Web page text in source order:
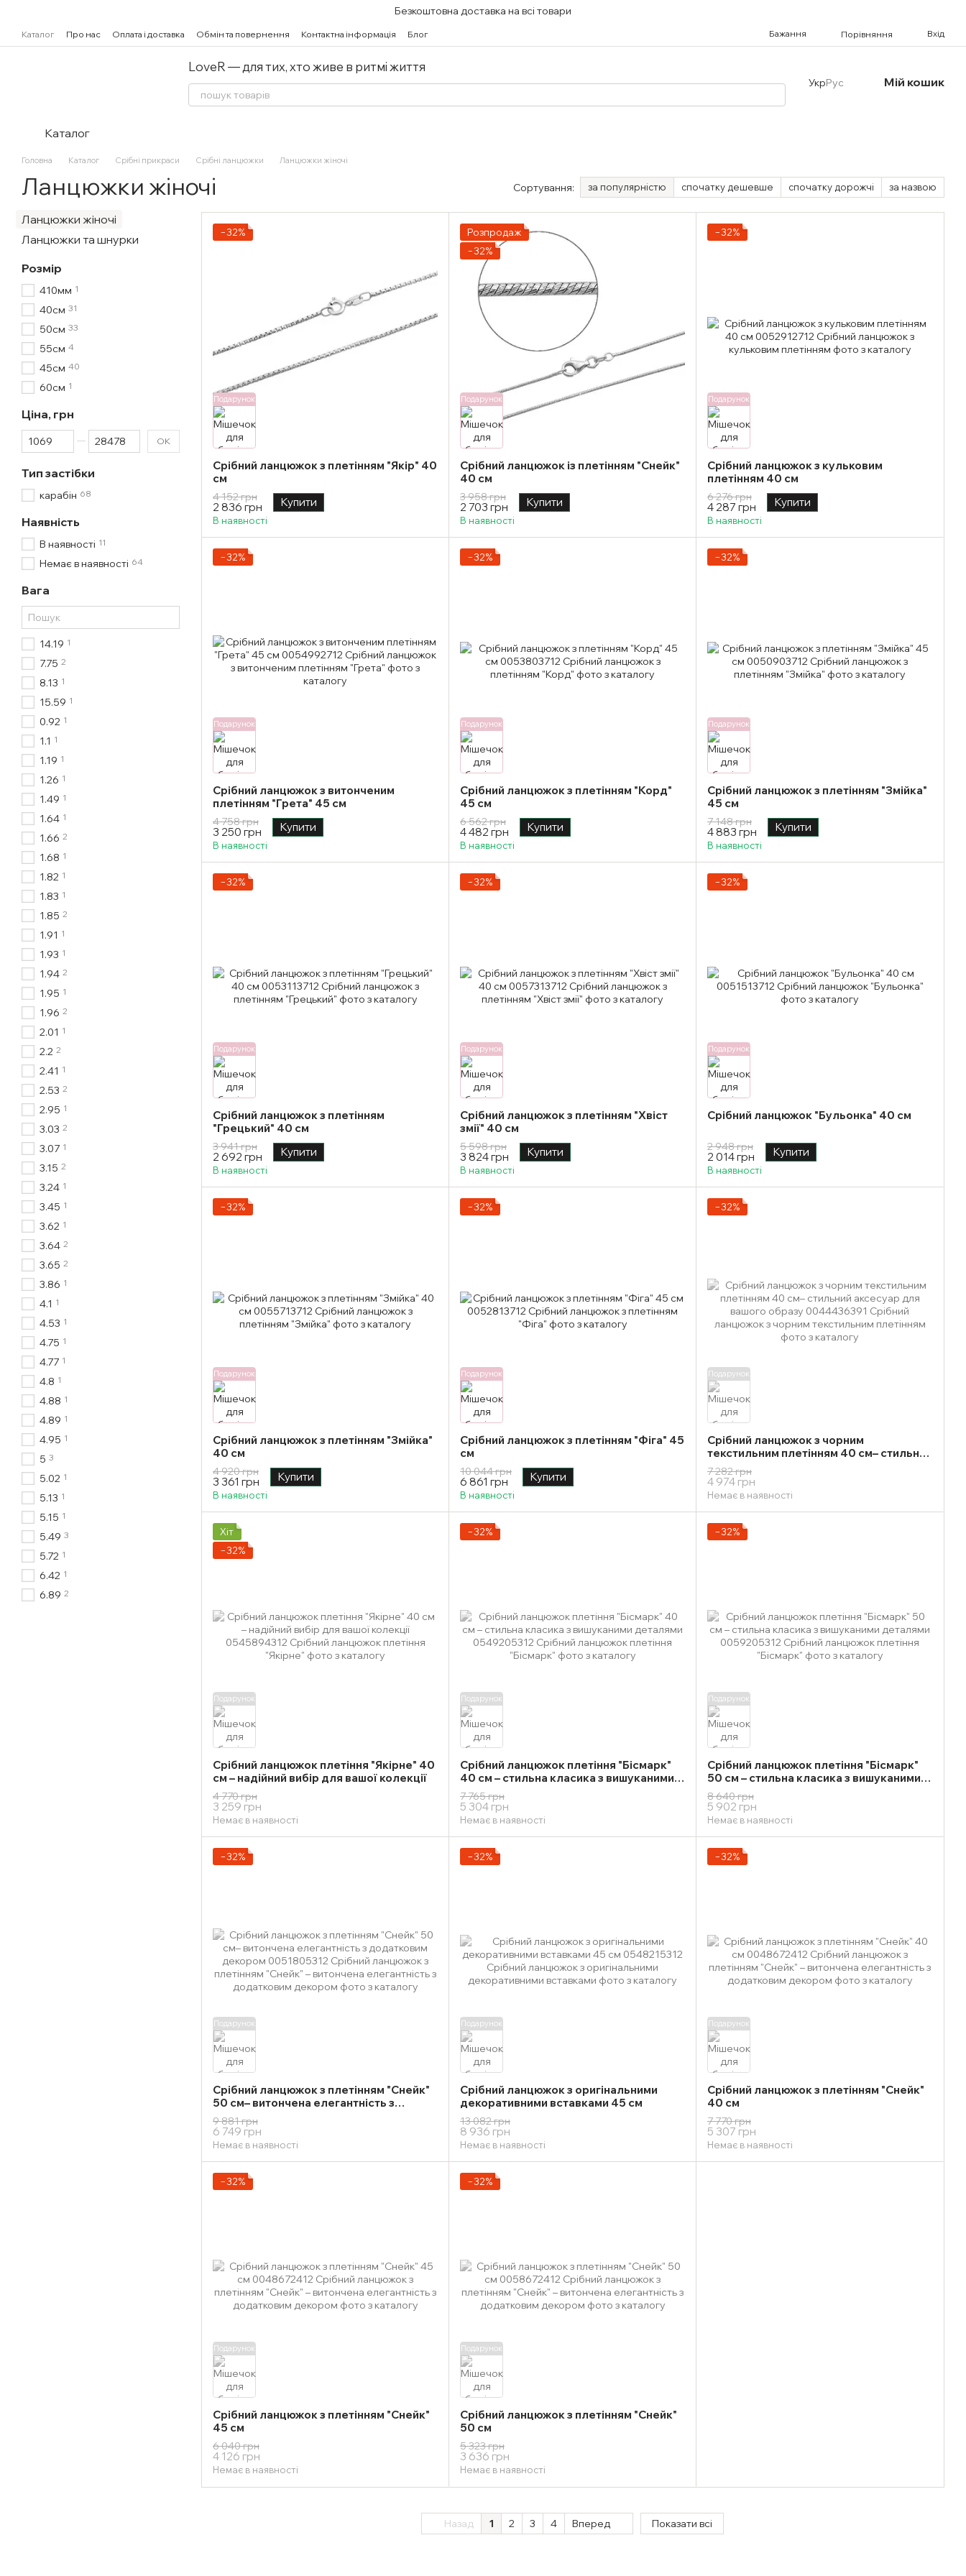
Безкоштовна доставка на всі товари
Каталог Про нас Оплата і доставка Обмін та повернення Контактна інформація Блог Бажання Порівняння Вхід
LoveR — для тих, хто живе в ритмі життя
УкрРус Мій кошик
Каталог
Головна Каталог Срібні прикраси Срібні ланцюжки Ланцюжки жіночі
Ланцюжки жіночі Сортування: за популярністю спочатку дешевше спочатку дорожчі за назвою
Подарунок
−32%
Срібний ланцюжок з плетінням "Якір" 40
см
4 152 грн
2 836 грн Купити
В наявності
Подарунок
Розпродаж
−32%
Срібний ланцюжок із плетінням "Снейк"
40 см
3 958 грн
2 703 грн Купити
В наявності
Подарунок
−32%
Срібний ланцюжок з кульковим
плетінням 40 см
6 276 грн
4 287 грн Купити
В наявності
Подарунок
−32%
Срібний ланцюжок з витонченим
плетінням "Грета" 45 см
4 758 грн
3 250 грн Купити
В наявності
Подарунок
−32%
Срібний ланцюжок з плетінням "Корд"
45 см
6 562 грн
4 482 грн Купити
В наявності
Подарунок
−32%
Срібний ланцюжок з плетінням "Змійка"
45 см
7 148 грн
4 883 грн Купити
В наявності
Подарунок
−32%
Срібний ланцюжок з плетінням
"Грецький" 40 см
3 941 грн
2 692 грн Купити
В наявності
Подарунок
−32%
Срібний ланцюжок з плетінням "Хвіст
змії" 40 см
5 598 грн
3 824 грн Купити
В наявності
Подарунок
−32%
Срібний ланцюжок "Бульонка" 40 см
2 948 грн
2 014 грн Купити
В наявності
Подарунок
−32%
Срібний ланцюжок з плетінням "Змійка"
40 см
4 920 грн
3 361 грн Купити
В наявності
Подарунок
−32%
Срібний ланцюжок з плетінням "Фіга" 45
см
10 044 грн
6 861 грн Купити
В наявності
Подарунок
−32%
Срібний ланцюжок з чорним
текстильним плетінням 40 см– стильний
аксесуар для вашого образу
7 282 грн
4 974 грн
Немає в наявності
Подарунок
Хіт
−32%
Срібний ланцюжок плетіння "Якірне" 40
см – надійний вибір для вашої колекції
4 770 грн
3 259 грн
Немає в наявності
Подарунок
−32%
Срібний ланцюжок плетіння "Бісмарк"
40 см – стильна класика з вишуканими
деталями
7 765 грн
5 304 грн
Немає в наявності
Подарунок
−32%
Срібний ланцюжок плетіння "Бісмарк"
50 см – стильна класика з вишуканими
деталями
8 640 грн
5 902 грн
Немає в наявності
Подарунок
−32%
Срібний ланцюжок з плетінням "Снейк"
50 см– витончена елегантність з
додатковим декором
9 881 грн
6 749 грн
Немає в наявності
Подарунок
−32%
Срібний ланцюжок з оригінальними
декоративними вставками 45 см
13 082 грн
8 936 грн
Немає в наявності
Подарунок
−32%
Срібний ланцюжок з плетінням "Снейк"
40 см
7 770 грн
5 307 грн
Немає в наявності
Подарунок
−32%
Срібний ланцюжок з плетінням "Снейк"
45 см
6 040 грн
4 126 грн
Немає в наявності
Подарунок
−32%
Срібний ланцюжок з плетінням "Снейк"
50 см
5 323 грн
3 636 грн
Немає в наявності
Назад 1 2 3 4 Вперед Показати всі
Ланцюжки жіночі
Ланцюжки та шнурки
Розмір
410мм 1
40см 31
50см 33
55см 4
45см 40
60см 1
Ціна, грн
Від Ціна, грн
До Ціна, грн ОК
Тип застібки
карабін 68
Наявність
В наявності 11
Немає в наявності 64
Вага
14.19 1
7.75 2
8.13 1
15.59 1
0.92 1
1.1 1
1.19 1
1.26 1
1.49 1
1.64 1
1.66 2
1.68 1
1.82 1
1.83 1
1.85 2
1.91 1
1.93 1
1.94 2
1.95 1
1.96 2
2.01 1
2.2 2
2.41 1
2.53 2
2.95 1
3.03 2
3.07 1
3.15 2
3.24 1
3.45 1
3.62 1
3.64 2
3.65 2
3.86 1
4.1 1
4.53 1
4.75 1
4.77 1
4.8 1
4.88 1
4.89 1
4.95 1
5 3
5.02 1
5.13 1
5.15 1
5.49 3
5.72 1
6.42 1
6.89 2